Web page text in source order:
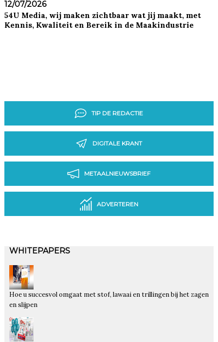
12/07/2026
54U Media, wij maken zichtbaar wat jij maakt, met
Kennis, Kwaliteit en Bereik in de Maakindustrie
TIP DE REDACTIE
DIGITALE KRANT
METAALNIEUWSBRIEF
ADVERTEREN
WHITEPAPERS
Hoe u succesvol omgaat met stof, lawaai en trillingen bij het zagen
en slijpen